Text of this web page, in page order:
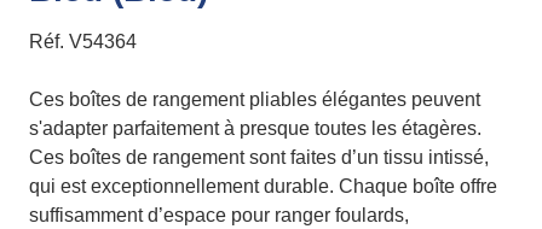
Réf. V54364
Ces boîtes de rangement pliables élégantes peuvent
s'adapter parfaitement à presque toutes les étagères.
Ces boîtes de rangement sont faites d’un tissu intissé,
qui est exceptionnellement durable. Chaque boîte offre
suffisamment d’espace pour ranger foulards,